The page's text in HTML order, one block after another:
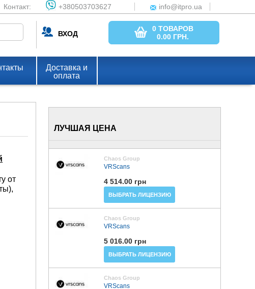
Контакт: +380503703627 info@itpro.ua
ВХОД
0 ТОВАРОВ
0.00 ГРН.
Доставка и
оплата
от
ЛУЧШАЯ ЦЕНА
Chaos Group
VRScans
4 514.00 грн
ВЫБРАТЬ ЛИЦЕНЗИЮ
Chaos Group
VRScans
5 016.00 грн
ВЫБРАТЬ ЛИЦЕНЗИЮ
Chaos Group
VRScans